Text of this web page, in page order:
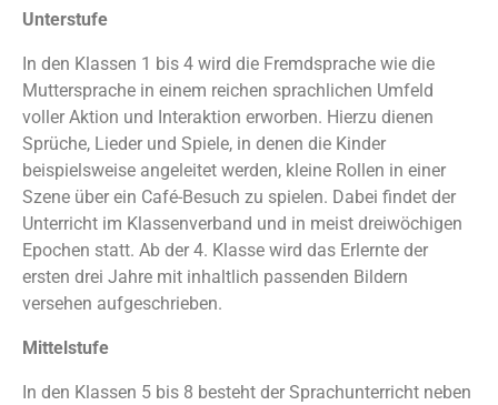
Unterstufe
In den Klassen 1 bis 4 wird die Fremdsprache wie die
Muttersprache in einem reichen sprachlichen Umfeld
voller Aktion und Interaktion erworben. Hierzu dienen
Sprüche, Lieder und Spiele, in denen die Kinder
beispielsweise angeleitet werden, kleine Rollen in einer
Szene über ein Café-Besuch zu spielen. Dabei findet der
Unterricht im Klassenverband und in meist dreiwöchigen
Epochen statt. Ab der 4. Klasse wird das Erlernte der
ersten drei Jahre mit inhaltlich passenden Bildern
versehen aufgeschrieben.
Mittelstufe
In den Klassen 5 bis 8 besteht der Sprachunterricht neben